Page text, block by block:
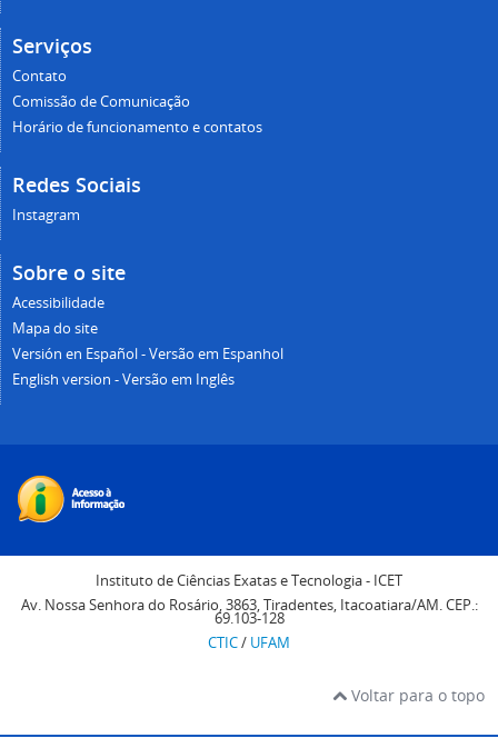
Serviços
Contato
Comissão de Comunicação
Horário de funcionamento e contatos
Redes Sociais
Instagram
Sobre o site
Acessibilidade
Mapa do site
Versión en Español - Versão em Espanhol
English version - Versão em Inglês
Instituto de Ciências Exatas e Tecnologia - ICET
Av. Nossa Senhora do Rosário, 3863, Tiradentes, Itacoatiara/AM. CEP.:
69.103-128
CTIC/ UFAM
Voltar para o topo